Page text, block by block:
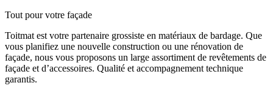
Tout pour votre façade
Toitmat est votre partenaire grossiste en matériaux de bardage. Que
vous planifiez une nouvelle construction ou une rénovation de
façade, nous vous proposons un large assortiment de revêtements de
façade et d’accessoires. Qualité et accompagnement technique
garantis.